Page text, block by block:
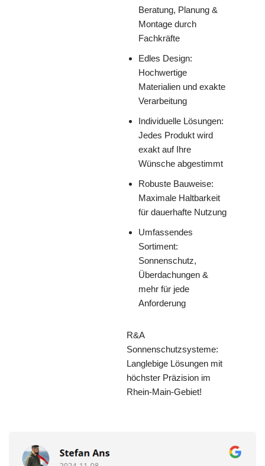
Beratung, Planung &
Montage durch
Fachkräfte
Edles Design:
Hochwertige
Materialien und exakte
Verarbeitung
Individuelle Lösungen:
Jedes Produkt wird
exakt auf Ihre
Wünsche abgestimmt
Robuste Bauweise:
Maximale Haltbarkeit
für dauerhafte Nutzung
Umfassendes
Sortiment:
Sonnenschutz,
Überdachungen &
mehr für jede
Anforderung
R&A
Sonnenschutzsysteme:
Langlebige Lösungen mit
höchster Präzision im
Rhein-Main-Gebiet!